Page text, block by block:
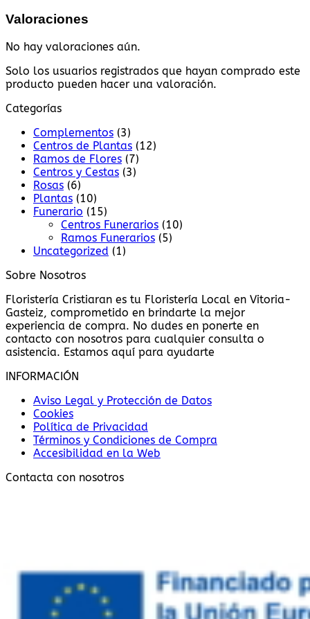
Valoraciones
No hay valoraciones aún.
Solo los usuarios registrados que hayan comprado este
producto pueden hacer una valoración.
Categorías
Complementos (3)
Centros de Plantas (12)
Ramos de Flores (7)
Centros y Cestas (3)
Rosas (6)
Plantas (10)
Funerario (15)
Centros Funerarios (10)
Ramos Funerarios (5)
Uncategorized (1)
Sobre Nosotros
Floristería Cristiaran es tu Floristería Local en Vitoria-
Gasteiz, comprometido en brindarte la mejor
experiencia de compra. No dudes en ponerte en
contacto con nosotros para cualquier consulta o
asistencia. Estamos aquí para ayudarte
INFORMACIÓN
Aviso Legal y Protección de Datos
Cookies
Política de Privacidad
Términos y Condiciones de Compra
Accesibilidad en la Web
Contacta con nosotros